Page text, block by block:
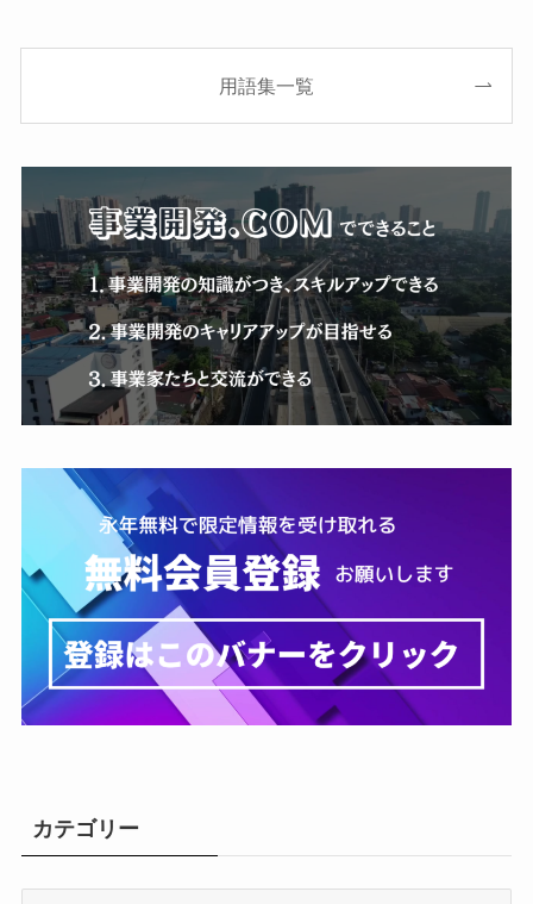
用語集一覧
カテゴリー